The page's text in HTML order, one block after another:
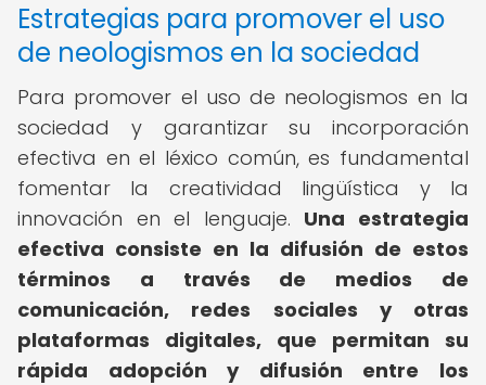
Estrategias para promover el uso
de neologismos en la sociedad
Para promover el uso de neologismos en la
sociedad y garantizar su incorporación
efectiva en el léxico común, es fundamental
fomentar la creatividad lingüística y la
innovación en el lenguaje. Una estrategia
efectiva consiste en la difusión de estos
términos a través de medios de
comunicación, redes sociales y otras
plataformas digitales, que permitan su
rápida adopción y difusión entre los